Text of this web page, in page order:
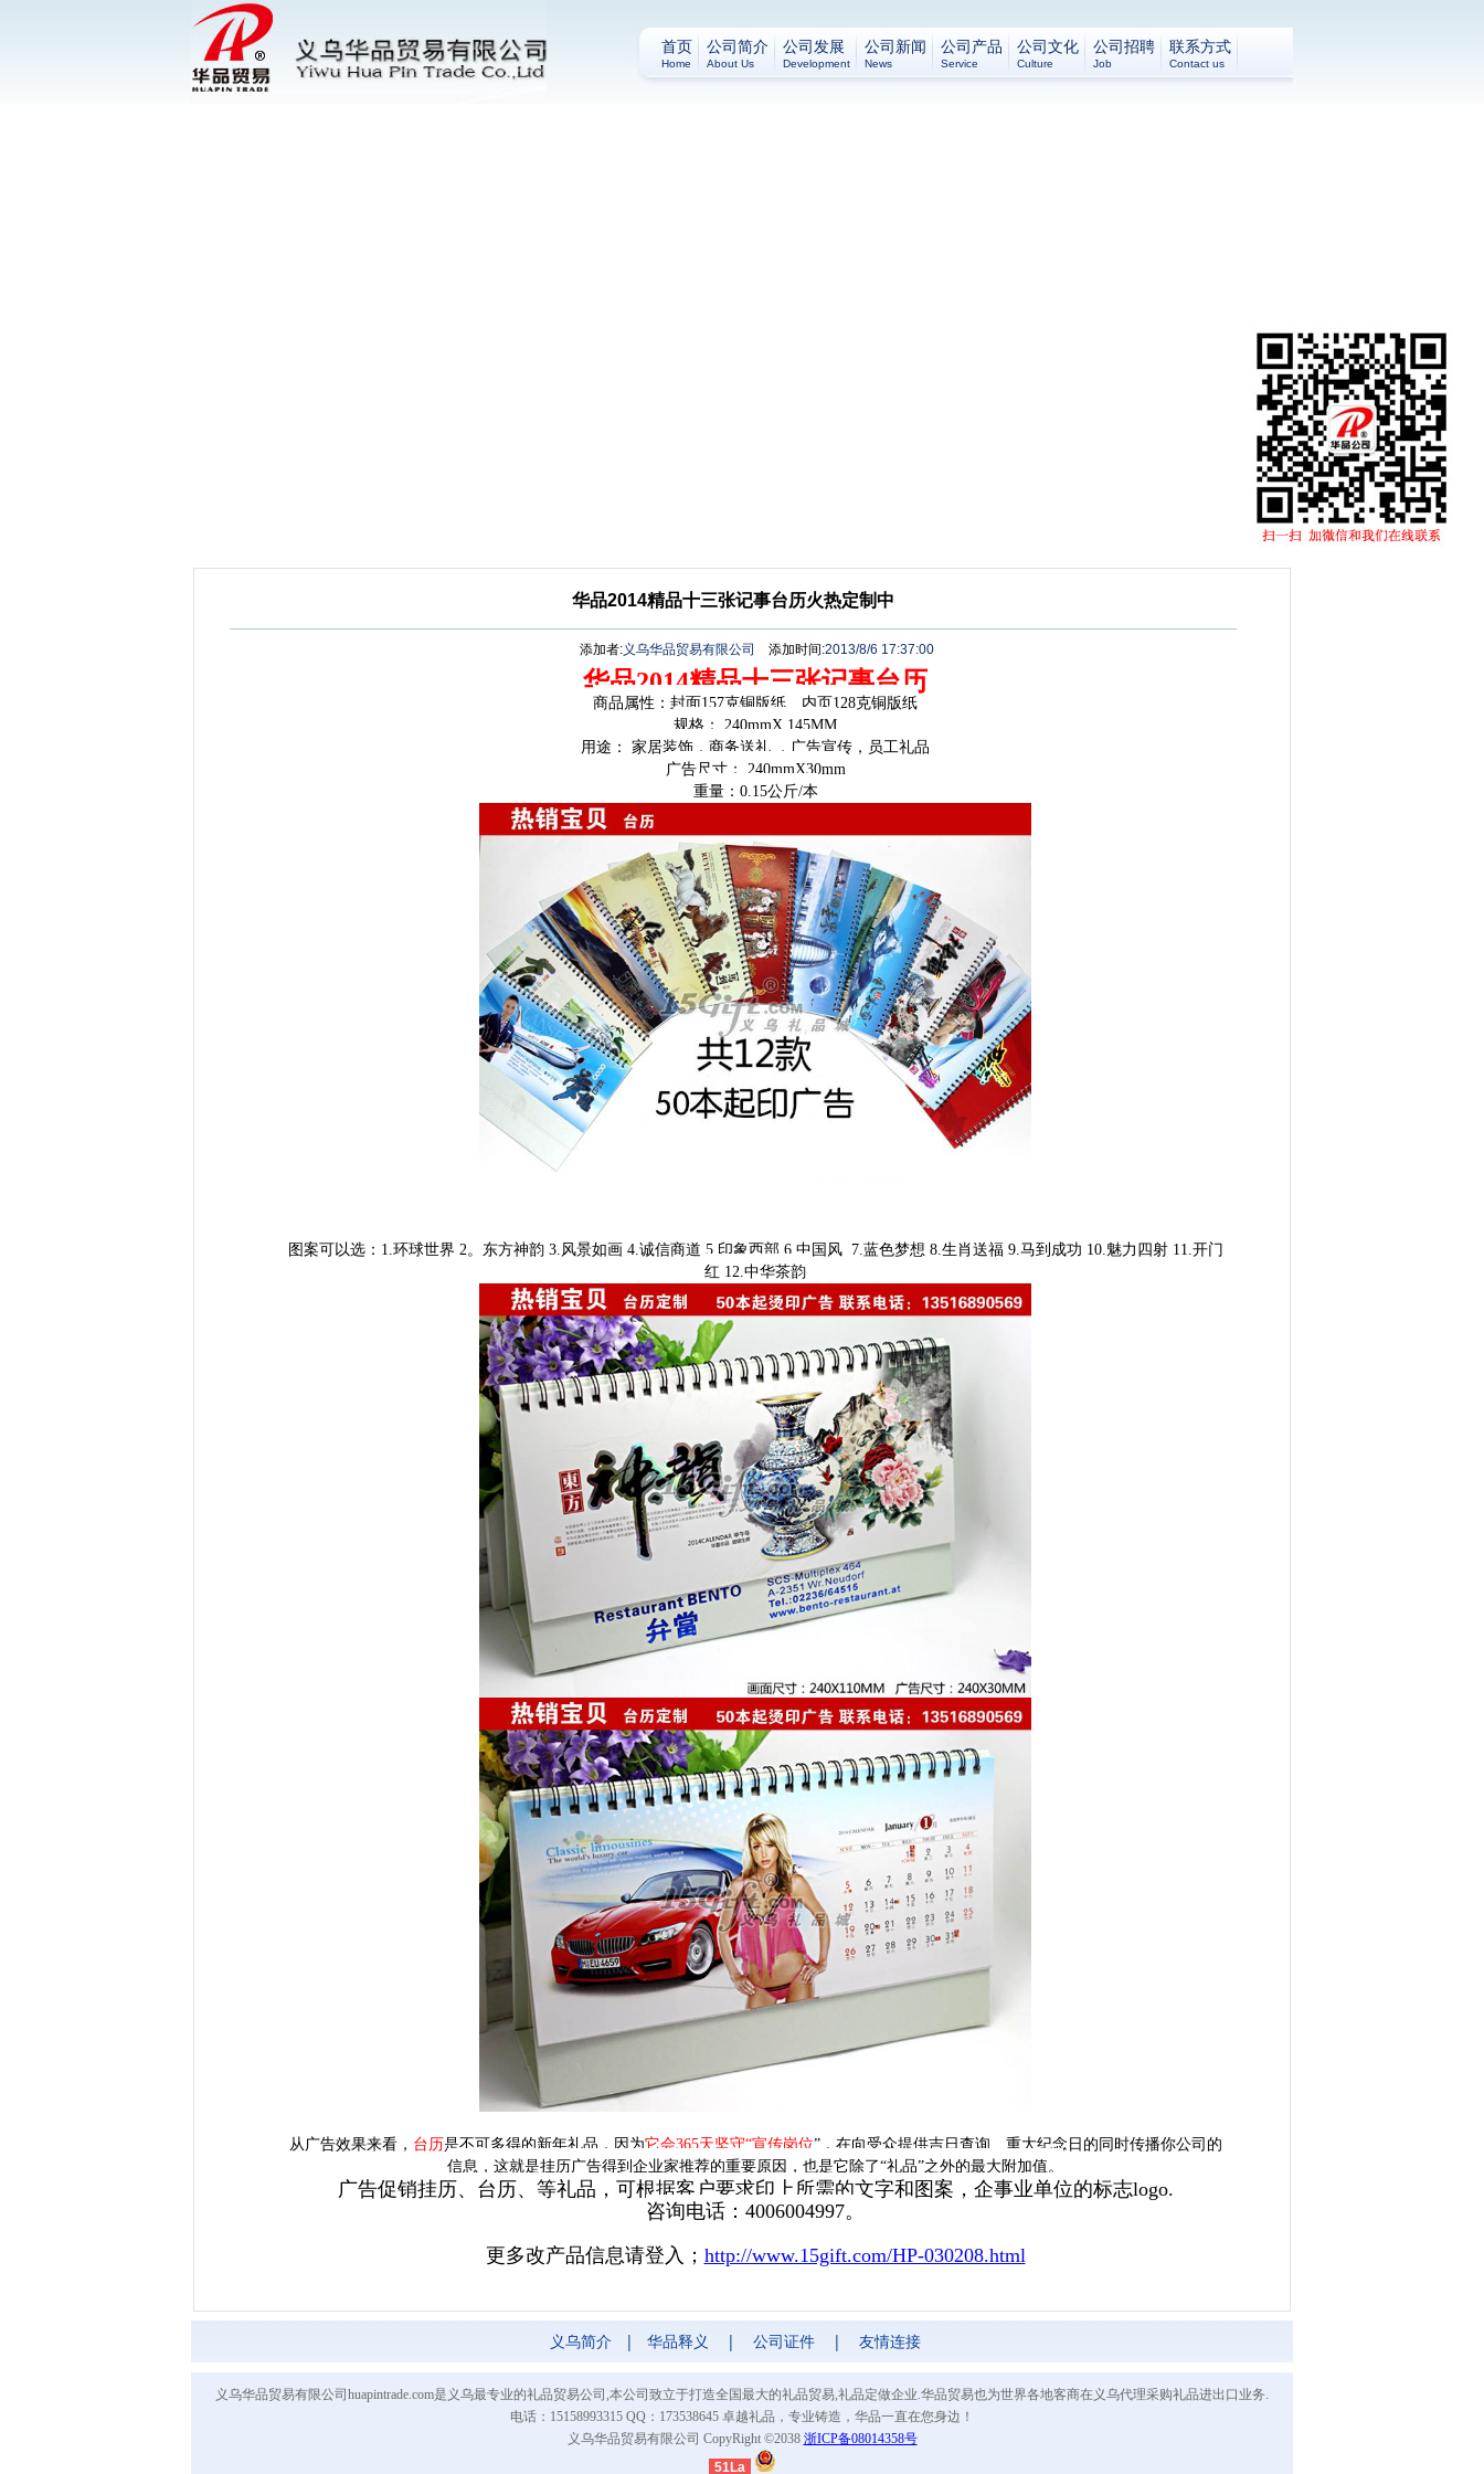
首页
Home
公司简介
About Us
公司发展
Development
公司新闻
News
公司产品
Service
公司文化
Culture
公司招聘
Job
联系方式
Contact us
华品2014精品十三张记事台历火热定制中
添加者:义乌华品贸易有限公司 添加时间:2013/8/6 17:37:00
华品2014精品十三张记事台历
商品属性：封面157克铜版纸、内页128克铜版纸
规格： 240mmX 145MM
用途： 家居装饰，商务送礼 ，广告宣传，员工礼品
广告尺寸： 240mmX30mm
重量：0.15公斤/本
图案可以选：1.环球世界 2。东方神韵 3.风景如画 4.诚信商道 5.印象西部 6.中国风 7.蓝色梦想 8.生肖送福 9.马到成功 10.魅力四射 11.开门
红 12.中华茶韵
从广告效果来看， 台历是不可多得的新年礼品，因为它会365天坚守“宣传岗位”，在向受众提供吉日查询、重大纪念日的同时传播你公司的
信息，这就是挂历广告得到企业家推荐的重要原因，也是它除了“礼品”之外的最大附加值。
广告促销挂历、台历、等礼品，可根据客户要求印上所需的文字和图案，企事业单位的标志logo.
咨询电话：4006004997。
更多改产品信息请登入； http://www.15gift.com/HP-030208.html
义乌简介 | 华品释义 | 公司证件 | 友情连接
义乌华品贸易有限公司huapintrade.com是义乌最专业的礼品贸易公司,本公司致立于打造全国最大的礼品贸易,礼品定做企业.华品贸易也为世界各地客商在义乌代理采购礼品进出口业务.
电话：15158993315 QQ：173538645 卓越礼品，专业铸造，华品一直在您身边！
义乌华品贸易有限公司 CopyRight ©2038 浙ICP备08014358号
51La